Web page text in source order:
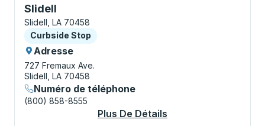
Slidell
Curbside Stop, utilisez les touches fléchées ou la
Slidell, LA 70458
Curbside Stop
Curbside Stop
Adresse
727 Fremaux Ave.
Slidell, LA 70458
Numéro de téléphone
(800) 858-8555
Plus De Détails